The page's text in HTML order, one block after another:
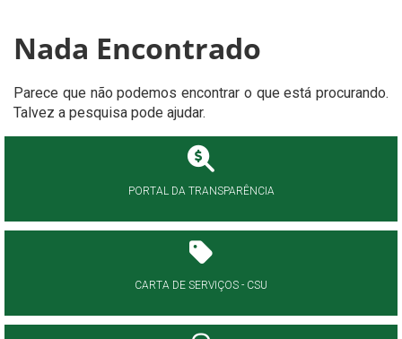
Nada Encontrado
Parece que não podemos encontrar o que está procurando.
Talvez a pesquisa pode ajudar.
PORTAL DA TRANSPARÊNCIA
CARTA DE SERVIÇOS - CSU